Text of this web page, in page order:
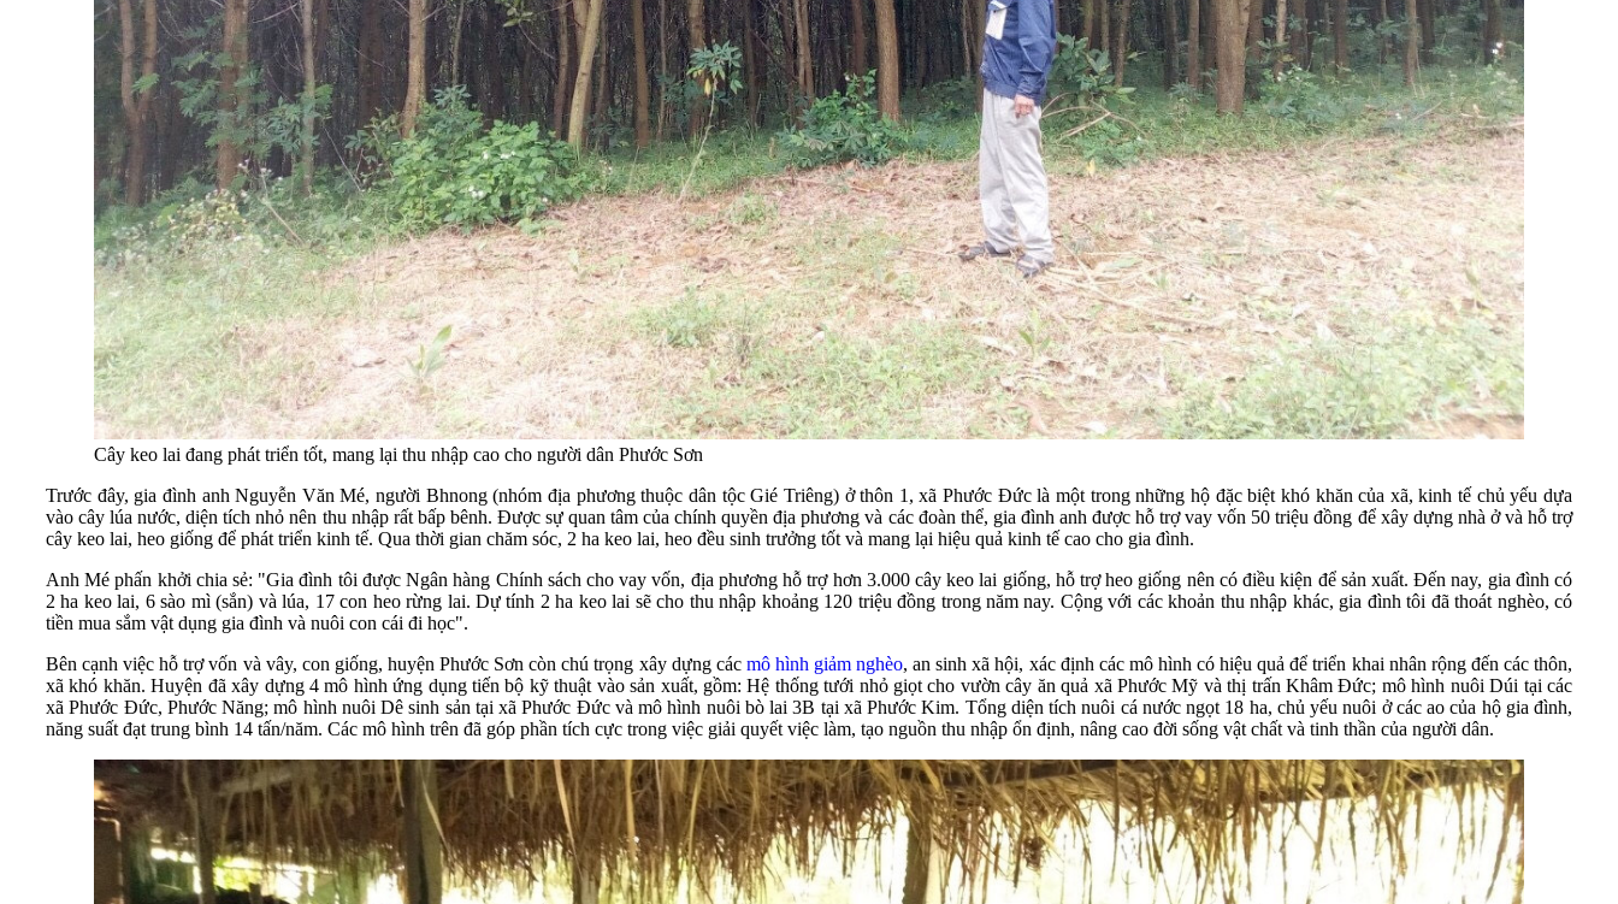
Cây keo lai đang phát triển tốt, mang lại thu nhập cao cho người dân Phước Sơn
Trước đây, gia đình anh Nguyễn Văn Mé, người Bhnong (nhóm địa phương thuộc dân tộc Gié Triêng) ở thôn 1, xã Phước Đức là một trong những hộ đặc biệt khó khăn của xã, kinh tế chủ yếu dựa
vào cây lúa nước, diện tích nhỏ nên thu nhập rất bấp bênh. Được sự quan tâm của chính quyền địa phương và các đoàn thể, gia đình anh được hỗ trợ vay vốn 50 triệu đồng để xây dựng nhà ở và hỗ trợ
cây keo lai, heo giống để phát triển kinh tế. Qua thời gian chăm sóc, 2 ha keo lai, heo đều sinh trưởng tốt và mang lại hiệu quả kinh tế cao cho gia đình.
Anh Mé phấn khởi chia sẻ: "Gia đình tôi được Ngân hàng Chính sách cho vay vốn, địa phương hỗ trợ hơn 3.000 cây keo lai giống, hỗ trợ heo giống nên có điều kiện để sản xuất. Đến nay, gia đình có
2 ha keo lai, 6 sào mì (sắn) và lúa, 17 con heo rừng lai. Dự tính 2 ha keo lai sẽ cho thu nhập khoảng 120 triệu đồng trong năm nay. Cộng với các khoản thu nhập khác, gia đình tôi đã thoát nghèo, có
tiền mua sắm vật dụng gia đình và nuôi con cái đi học".
Bên cạnh việc hỗ trợ vốn và vây, con giống, huyện Phước Sơn còn chú trọng xây dựng các mô hình giảm nghèo, an sinh xã hội, xác định các mô hình có hiệu quả để triển khai nhân rộng đến các thôn,
xã khó khăn. Huyện đã xây dựng 4 mô hình ứng dụng tiến bộ kỹ thuật vào sản xuất, gồm: Hệ thống tưới nhỏ giọt cho vườn cây ăn quả xã Phước Mỹ và thị trấn Khâm Đức; mô hình nuôi Dúi tại các
xã Phước Đức, Phước Năng; mô hình nuôi Dê sinh sản tại xã Phước Đức và mô hình nuôi bò lai 3B tại xã Phước Kim. Tổng diện tích nuôi cá nước ngọt 18 ha, chủ yếu nuôi ở các ao của hộ gia đình,
năng suất đạt trung bình 14 tấn/năm. Các mô hình trên đã góp phần tích cực trong việc giải quyết việc làm, tạo nguồn thu nhập ổn định, nâng cao đời sống vật chất và tinh thần của người dân.